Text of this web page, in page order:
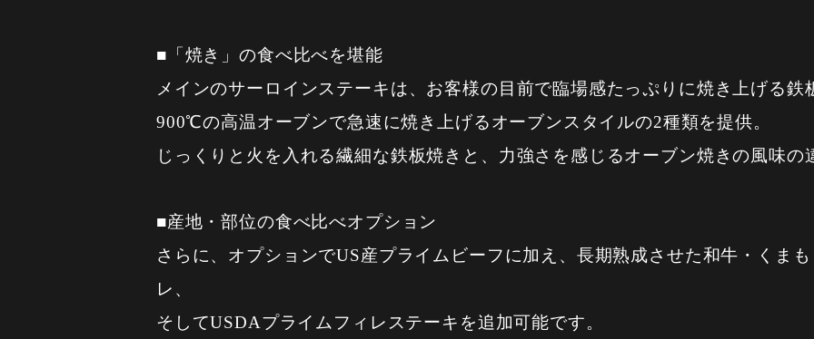
■「焼き」の食べ比べを堪能
メインのサーロインステーキは、お客様の目前で臨場感たっぷりに焼き上げる鉄
900℃の高温オーブンで急速に焼き上げるオーブンスタイルの2種類を提供。
じっくりと火を入れる繊細な鉄板焼きと、力強さを感じるオーブン焼きの風味の
■産地・部位の食べ比べオプション
さらに、オプションでUS産プライムビーフに加え、長期熟成させた和牛・くま
レ、
そしてUSDAプライムフィレステーキを追加可能です。